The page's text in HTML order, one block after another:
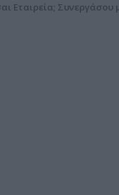
Εταιρεία; Συνεργάσου